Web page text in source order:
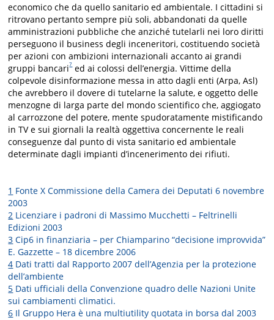
economico che da quello sanitario ed ambientale. I cittadini si
ritrovano pertanto sempre più soli, abbandonati da quelle
amministrazioni pubbliche che anziché tutelarli nei loro diritti
perseguono il business degli inceneritori, costituendo società
per azioni con ambizioni internazionali accanto ai grandi
gruppi bancari7ed ai colossi dell’energia. Vittime della
colpevole disinformazione messa in atto dagli enti (Arpa, Asl)
che avrebbero il dovere di tutelarne la salute, e oggetto delle
menzogne di larga parte del mondo scientifico che, aggiogato
al carrozzone del potere, mente spudoratamente mistificando
in TV e sui giornali la realtà oggettiva concernente le reali
conseguenze dal punto di vista sanitario ed ambientale
determinate dagli impianti d’incenerimento dei rifiuti.
1 Fonte X Commissione della Camera dei Deputati 6 novembre
2003
2 Licenziare i padroni di Massimo Mucchetti – Feltrinelli
Edizioni 2003
3 Cip6 in finanziaria – per Chiamparino “decisione improvvida”
E. Gazzette – 18 dicembre 2006
4 Dati tratti dal Rapporto 2007 dell’Agenzia per la protezione
dell’ambiente
5 Dati ufficiali della Convenzione quadro delle Nazioni Unite
sui cambiamenti climatici.
6 Il Gruppo Hera è una multiutility quotata in borsa dal 2003